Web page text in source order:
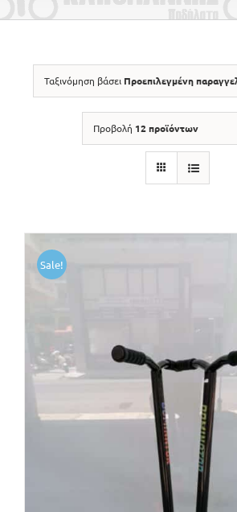
Ταξινόμηση βάσει Προεπιλεγμένη
Προβολή 12 προϊόντων
Sale!